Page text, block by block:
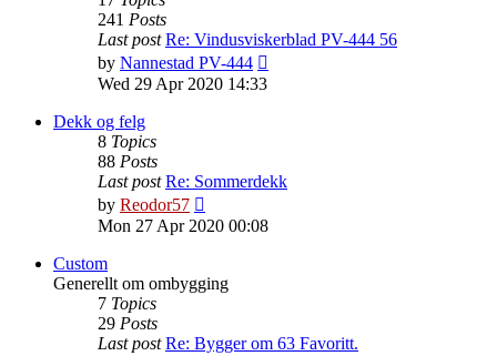
241 Posts
Last post Re: Vindusviskerblad PV-444 56
by Nannestad PV-444
Wed 29 Apr 2020 14:33
Dekk og felg
8 Topics
88 Posts
Last post Re: Sommerdekk
by Reodor57
the
Mon 27 Apr 2020 00:08
Custom
Generellt om ombygging
7 Topics
29 Posts
Last post Re: Bygger om 63 Favoritt.